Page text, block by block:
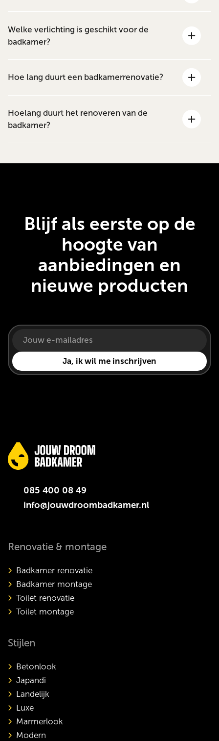
Welke verlichting is geschikt voor de
badkamer?
Hoe lang duurt een badkamerrenovatie?
Hoelang duurt het renoveren van de
badkamer?
Blijf als eerste op de
hoogte van
aanbiedingen en
nieuwe producten
085 400 08 49
info@jouwdroombadkamer.nl
Renovatie & montage
Badkamer renovatie
Badkamer montage
Toilet renovatie
Toilet montage
Stijlen
Betonlook
Japandi
Landelijk
Luxe
Marmerlook
Modern